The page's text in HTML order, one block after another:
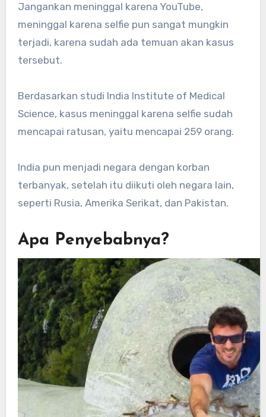
Jangankan meninggal karena YouTube,
meninggal karena selfie pun sangat mungkin
terjadi, karena sudah ada temuan akan kasus
tersebut.
Berdasarkan studi India Institute of Medical
Science, kasus meninggal karena selfie sudah
mencapai ratusan, yaitu mencapai 259 orang.
India pun menjadi negara dengan korban
terbanyak, setelah itu diikuti oleh negara lain,
seperti Rusia, Amerika Serikat, dan Pakistan.
Apa Penyebabnya?